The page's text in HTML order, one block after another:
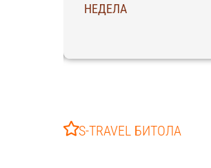
НЕДЕЛА
S-TRAVEL БИТОЛА